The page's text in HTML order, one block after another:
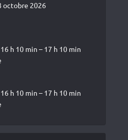
octobre 2026
h 10 min – 17 h 10 min
h 10 min – 17 h 10 min